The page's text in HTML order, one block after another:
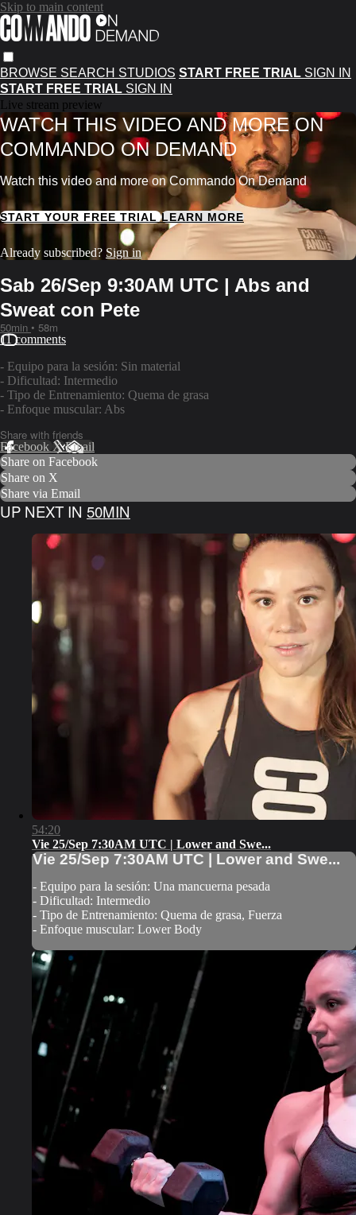
Skip to main content
BROWSE SEARCH STUDIOS START FREE TRIAL SIGN IN
START FREE TRIAL SIGN IN
Live stream preview
WATCH THIS VIDEO AND MORE ON
COMMANDO ON DEMAND
Watch this video and more on Commando On Demand
START YOUR FREE TRIALLEARN MORE
Already subscribed? Sign in
Sab 26/Sep 9:30AM UTC | Abs and
Sweat con Pete
50min • 58m
11 comments
- Equipo para la sesión: Sin material
- Dificultad: Intermedio
- Tipo de Entrenamiento: Quema de grasa
- Enfoque muscular: Abs
Share with friends
Facebook XEmail
Share on Facebook
Share on X
Share via Email
UP NEXT IN 50MIN
54:20
Vie 25/Sep 7:30AM UTC | Lower and Swe...
Vie 25/Sep 7:30AM UTC | Lower and Swe...
- Equipo para la sesión: Una mancuerna pesada
- Dificultad: Intermedio
- Tipo de Entrenamiento: Quema de grasa, Fuerza
- Enfoque muscular: Lower Body